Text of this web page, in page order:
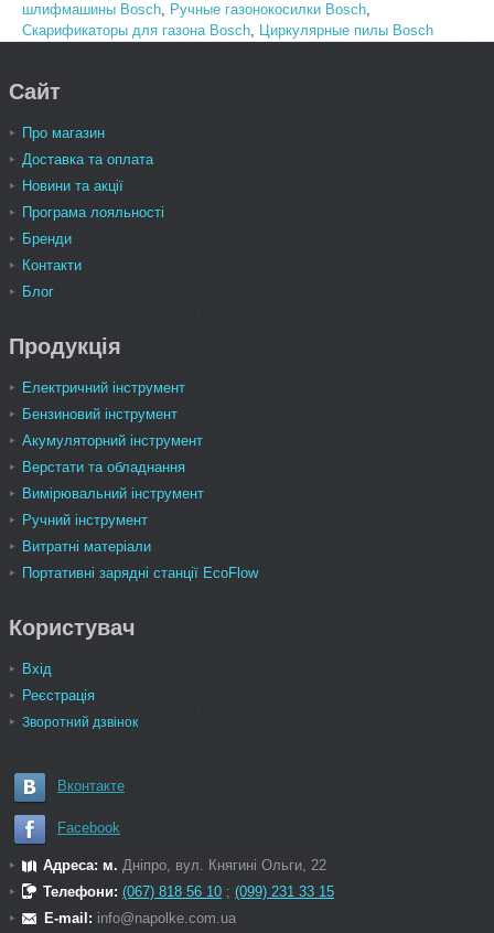
шлифмашины Bosch, Ручные газонокосилки Bosch,
Скарификаторы для газона Bosch, Циркулярные пилы Bosch
Сайт
Про магазин
Доставка та оплата
Новини та акції
Програма лояльності
Бренди
Контакти
Блог
Продукція
Електричний інструмент
Бензиновий інструмент
Акумуляторний інструмент
Верстати та обладнання
Вимірювальний інструмент
Ручний інструмент
Витратні матеріали
Портативні зарядні станції EcoFlow
Користувач
Вхід
Реєстрація
Зворотний дзвінок
Вконтакте
Facebook
Адреса: м. Дніпро, вул. Княгині Ольги, 22
Телефони: (067) 818 56 10 ; (099) 231 33 15
E-mail: info@napolke.com.ua